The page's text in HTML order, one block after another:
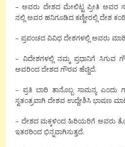
– ಅವರು ದೇಶದ ಮೇಲಿಟ್ಟ ಪ್ರೀತಿ ಅವರ
ನಲ್ಲಿ ಅವರ ಹನಿಗೂಡಿದ ಕಣ್ಣೀರಲ್ಲಿ ದೇಶ
– ಪ್ರಪಂಚದ ವಿವಿಧ ದೇಶಗಳಲ್ಲಿ ಅವರು
– ವಿದೇಶಗಳಲ್ಲಿ ನಮ್ಮ ಪ್ರಧಾನಿಗೆ
ಅವರಿಂದ ದೇಶದ ಗೌರವ ಹೆಚ್ಚಿದೆ.
– ಪ್ರತಿ ಬಾರಿ ತಾನೊಬ್ಬ ಸಾಮನ್ಯ
ಸ್ವತಂತ್ರವಾಗಿ ದೇಶವ ಉದ್ದೇಶಿಸಿ ಭಾಷಣ
– ದೇಶದ ಮಕ್ಕಳಿಂದ ಹಿರಿಯರಿಗೆ ಅವರು
ಇತರರಿಂದ ಭಿನ್ನವಾಗಿಸುತ್ತದೆ.